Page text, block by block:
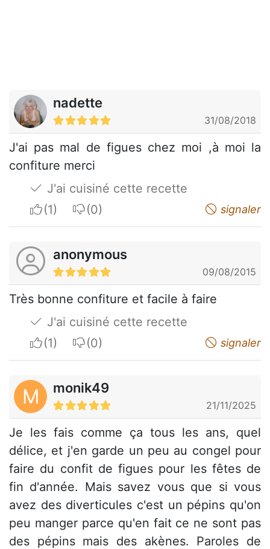
nadette
31/08/2018
J'ai pas mal de figues chez moi ,à moi la
confiture merci
J'ai cuisiné cette recette
I apreciateI do not appreciate signaler
anonymous
09/08/2015
Très bonne confiture et facile à faire
J'ai cuisiné cette recette
I apreciateI do not appreciate signaler
M monik49
21/11/2025
Je les fais comme ça tous les ans, quel
délice, et j'en garde un peu au congel pour
faire du confit de figues pour les fêtes de
fin d'année. Mais savez vous que si vous
avez des diverticules c'est un pépins qu'on
peu manger parce qu'en fait ce ne sont pas
des pépins mais des akènes. Paroles de